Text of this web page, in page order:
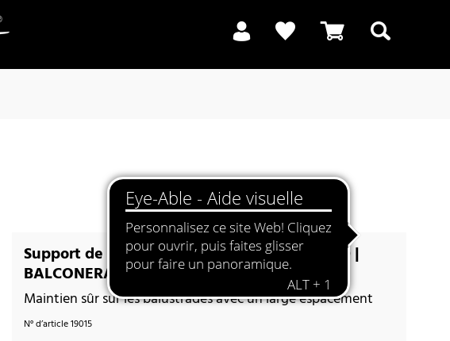
Support de balcon blanc pour BALCONERA 80 |
BALCONERA 100
Maintien sûr sur les balustrades avec un large espacement
N° d’article19015